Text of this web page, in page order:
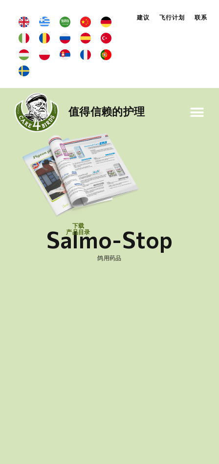
建议 飞行计划 联系
值得信赖的护理
下载
产品目录
Salmo-Stop
鸽用药品